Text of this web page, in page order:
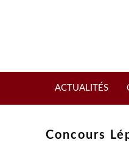
ACTUALITÉS
Concours